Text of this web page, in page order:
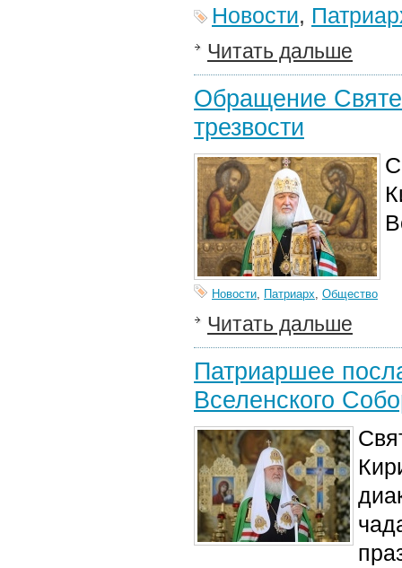
Новости,
Читать дальше
Обращение
трезвости
Новости, Патриарх, Общество
Читать дальше
Патриаршее
Вселенского